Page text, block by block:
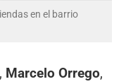
en el barrio
Marcelo Orrego,